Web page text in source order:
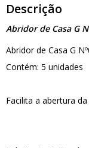
Descrição
Abridor de Casa G
Abridor de Casa G
Contém: 5 unidades
Facilita a abertura